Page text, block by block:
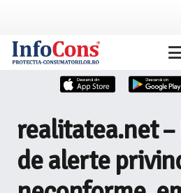
realitatea.net –
de alerte